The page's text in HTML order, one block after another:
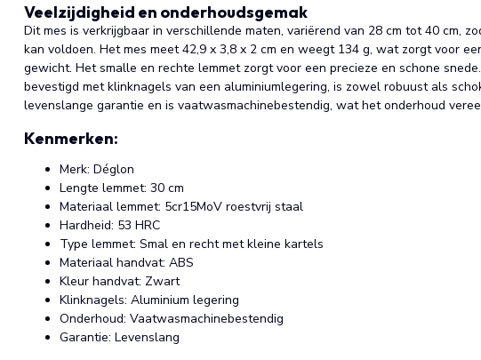
Veelzijdigheid en onderhoudsgemak
Dit mes is verkrijgbaar in verschillende maten, variërend van 28 cm tot 40 cm,
kan voldoen. Het mes meet 42,9 x 3,8 x 2 cm en weegt 134 g, wat zorgt voor
gewicht. Het smalle en rechte lemmet zorgt voor een precieze en schone
bevestigd met klinknagels van een aluminiumlegering, is zowel robuust als
levenslange garantie en is vaatwasmachinebestendig, wat het onderhoud
Kenmerken:
Merk: Déglon
Lengte lemmet: 30 cm
Materiaal lemmet: 5cr15MoV roestvrij staal
Hardheid: 53 HRC
Type lemmet: Smal en recht met kleine kartels
Materiaal handvat: ABS
Kleur handvat: Zwart
Klinknagels: Aluminium legering
Onderhoud: Vaatwasmachinebestendig
Garantie: Levenslang